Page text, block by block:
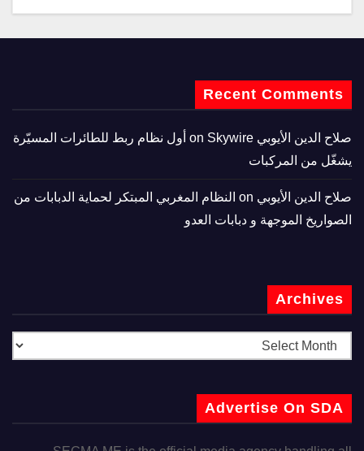
Recent Comments
صلاح الدين الأيوبي
Skywire أول نظام ربط للطائرات المسيّرة
يشغّل من المركبات
صلاح الدين الأيوبي
النظام المغربي المبتكر لحماية الدبابات من
الصواريخ الموجهة و دبابات العدو
Archives
Advertise On SDA